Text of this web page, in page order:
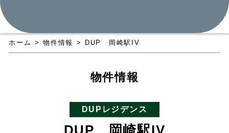
ホーム > 物件情報 > DUP 岡崎駅IV
物件情報
DUPレジデンス